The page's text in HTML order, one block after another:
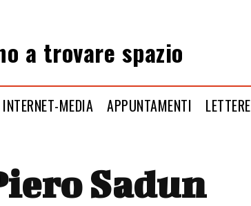
a trovare spazio
INTERNET-MEDIA APPUNTAMENTI LETTERE
Sadun